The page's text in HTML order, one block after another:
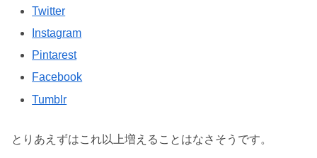
Twitter
Instagram
Pintarest
Facebook
Tumblr
とりあえずはこれ以上増えることはなさそうです。